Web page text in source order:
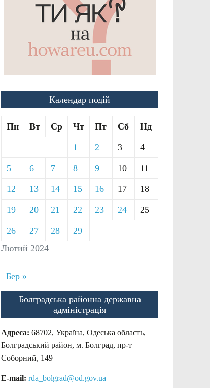
Календар подій
Лютий 2024
Пн Вт Ср Чт Пт Сб Нд
1 2 3 4
5 6 7 8 9 10 11
12 13 14 15 16 17 18
19 20 21 22 23 24 25
26 27 28 29
Бер »
Болградська районна державна
адміністрація
Адреса: 68702, Україна, Одеська область,
Болградський район, м. Болград, пр-т
Соборний, 149
E-mail: rda_bolgrad@od.gov.ua